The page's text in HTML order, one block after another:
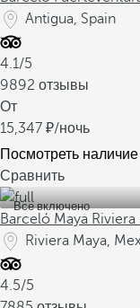
Antigua, Spain
4.1/5
9892 отзывы
От
15,347
/ночь
Посмотреть наличие
Сравнить
Все включено
Barceló Maya
Riviera Maya,
4.5/5